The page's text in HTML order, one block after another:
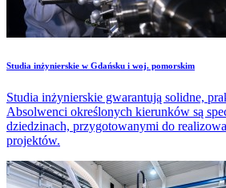
Studia inżynierskie w Gdańsku i woj. pomorskim
Studia inżynierskie gwarantują solidne,
Absolwenci określonych kierunków są
dziedzinach, przygotowanymi do
projektów.